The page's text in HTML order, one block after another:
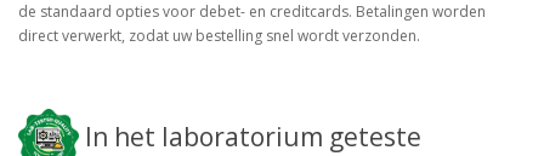
de standaard opties voor debet- en creditcards. Betalingen worden
direct verwerkt, zodat uw bestelling snel wordt verzonden.
In het laboratorium geteste